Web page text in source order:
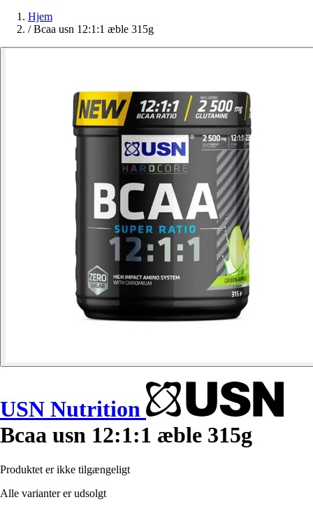
Hjem
/ Bcaa usn 12:1:1 æble 315g
USN Nutrition
Bcaa usn 12:1:1 æble 315g
Produktet er ikke tilgængeligt
Alle varianter er udsolgt